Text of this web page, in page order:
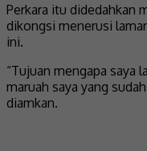
Perkara itu didedahkan
dikongsi menerusi
ini.
“Tujuan mengapa saya
maruah saya yang
diamkan.